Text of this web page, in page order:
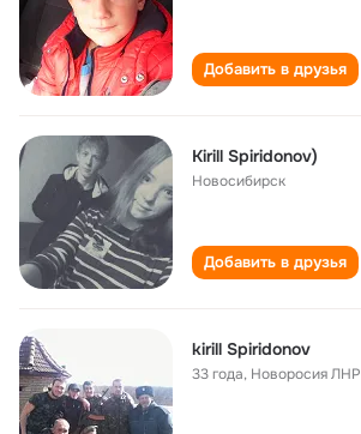
Добавить в друзья
Kirill Spiridonov)
Новосибирск
Добавить в друзья
kirill Spiridonov
33 года, Новоросия ЛНР